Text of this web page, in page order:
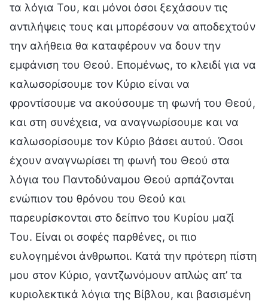
τα λόγια Του, και μόνοι όσοι ξεχάσουν τις
αντιλήψεις τους και μπορέσουν να αποδεχτούν
την αλήθεια θα καταφέρουν να δουν την
εμφάνιση του Θεού. Επομένως, το κλειδί για να
καλωσορίσουμε τον Κύριο είναι να
φροντίσουμε να ακούσουμε τη φωνή του Θεού,
και στη συνέχεια, να αναγνωρίσουμε και να
καλωσορίσουμε τον Κύριο βάσει αυτού. Όσοι
έχουν αναγνωρίσει τη φωνή του Θεού στα
λόγια του Παντοδύναμου Θεού αρπάζονται
ενώπιον του θρόνου του Θεού και
παρευρίσκονται στο δείπνο του Κυρίου μαζί
Του. Είναι οι σοφές παρθένες, οι πιο
ευλογημένοι άνθρωποι. Κατά την πρότερη πίστη
μου στον Κύριο, γαντζωνόμουν απλώς απ’ τα
κυριολεκτικά λόγια της Βίβλου, και βασισμένη